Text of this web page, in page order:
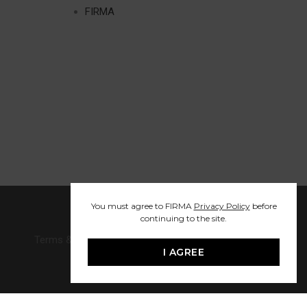
FIRMA
Terms & Conditions|Privacy Policy
You must agree to FIRMA Privacy Policybefore
continuing to the site.
I AGREE